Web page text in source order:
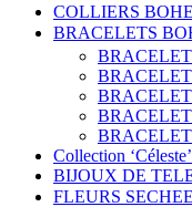
COLLIERS
BRACELETS
Collection ‘Céleste’
BIJOUX DE
FLEURS